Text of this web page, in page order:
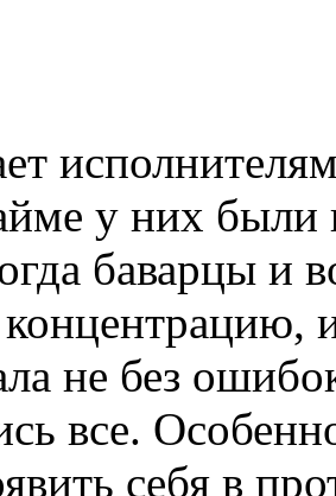
у них были
баварцы и
не без
все.
себя в